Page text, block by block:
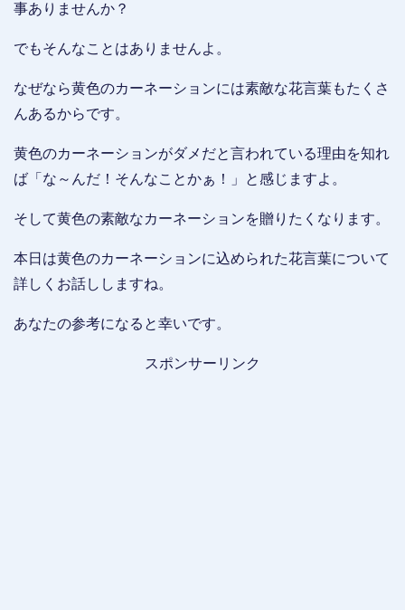
事ありませんか？
でもそんなことはありませんよ。
なぜなら黄色のカーネーションには素敵な花言葉もたくさ
んあるからです。
黄色のカーネーションがダメだと言われている理由を知れ
ば「な～んだ！そんなことかぁ！」と感じますよ。
そして黄色の素敵なカーネーションを贈りたくなります。
本日は黄色のカーネーションに込められた花言葉について
詳しくお話ししますね。
あなたの参考になると幸いです。
スポンサーリンク